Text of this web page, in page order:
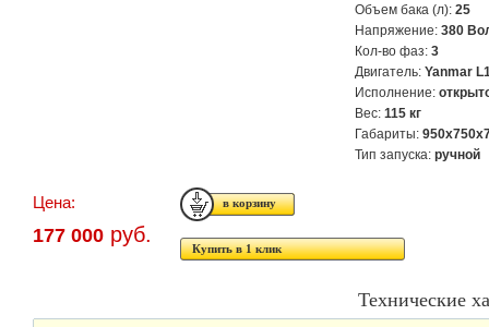
Объем бака (л): 25
Напряжение: 380
Кол-во фаз: 3
Двигатель: Yanmar
Исполнение:
Вес: 115 кг
Габариты:
Тип запуска: ручной
Цена:
177 000 руб.
Купить в 1 клик
Технические